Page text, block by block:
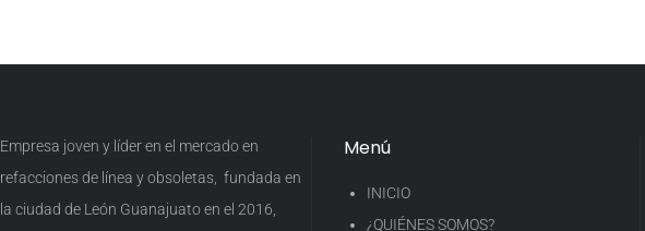
Empresa joven y líder en el mercado en
refacciones de línea y obsoletas, fundada en
la ciudad de León Guanajuato en el 2016,
Menú
INICIO
¿QUIÉNES SOMOS?